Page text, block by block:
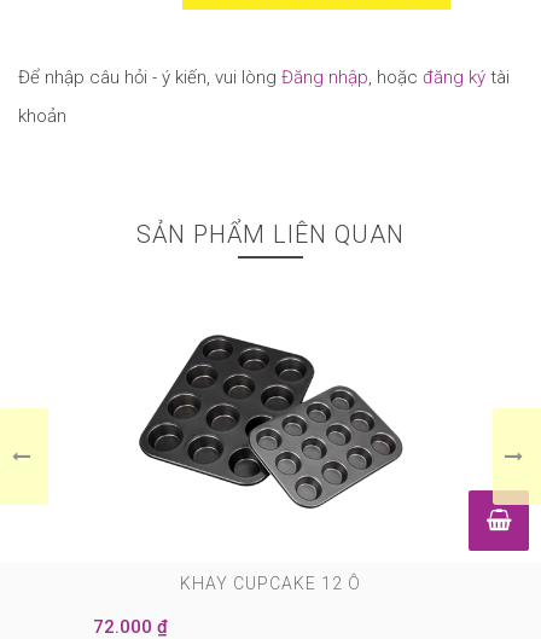
Để nhập câu hỏi - ý kiến, vui lòng Đăng nhập, hoặc đăng ký tài
khoản
SẢN PHẨM LIÊN QUAN
KHAY CUPCAKE 12 Ô
72.000 ₫